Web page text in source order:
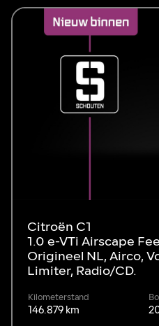
Citroën C1
1.0 e-VTi Airscape
Origineel NL, Airco,
Limiter, Radio/CD.
Kilometerstand
146.879 km